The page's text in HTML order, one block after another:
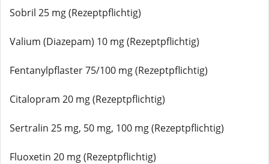
Sobril 25 mg (Rezeptpflichtig)
Valium (Diazepam) 10 mg (Rezeptpflichtig)
Fentanylpflaster 75/100 mg (Rezeptpflichtig)
Citalopram 20 mg (Rezeptpflichtig)
Sertralin 25 mg, 50 mg, 100 mg (Rezeptpflichtig)
Fluoxetin 20 mg (Rezeptpflichtig)